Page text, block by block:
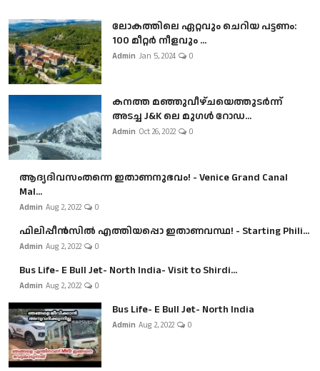
ലോകത്തിലെ ഏറ്റവും ചെറിയ പട്ടണം:
100 മീറ്റർ നീളവും ...
Admin Jan 5, 2024 0
കനത്ത മഞ്ഞുവീഴ്ചയെത്തുടർന്ന്
അടച്ച J&K ലെ മുഗൾ റോഡ...
Admin Oct 26, 2022 0
ആദ്യദിവസംതന്നെ ഇതാണനുഭവം! - Venice Grand Canal
Mal...
Admin Aug 2, 2022 0
ഫിലിപ്പീൻസിൽ എത്തിയപ്പൊ ഇതാണവസ്ഥ! - Starting Phili...
Admin Aug 2, 2022 0
Bus Life- E Bull Jet- North India- Visit to Shirdi...
Admin Aug 2, 2022 0
Bus Life- E Bull Jet- North India
Admin Aug 2, 2022 0